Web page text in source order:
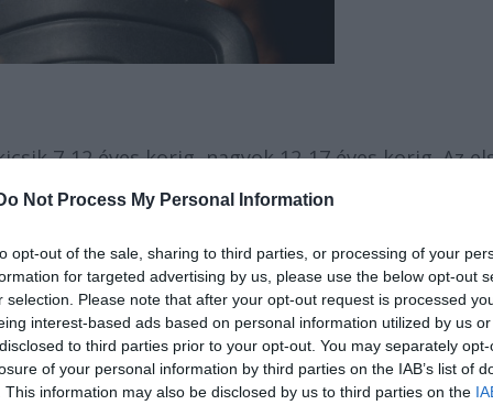
Not Process My Personal Information
opt-out of the sale, sharing to third parties, or processing of your
for targeted advertising by us, please use the below opt-out
selection. Please note that after your opt-out request is processed
interest-based ads based on personal information utilized by us
to third parties prior to your opt-out. You may separately
of your personal information by third parties on the IAB’s list of
This information may also be disclosed by us to third parties on the
7-12 éves korig, nagyok 12-17 éves korig. Az
amelyeken keresztül megismerik egymást, és
csoportbontásban kezdünk játszani, és estére
állna jól. Másnap reggel megkapják a
héten a történetben élünk, a szerepekkel
és a hét végén bemutatjuk a szülőknek a
játékokat, hogy valóban felszabadultan